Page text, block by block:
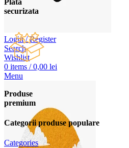
Login / Register
Search
Wishlist
0 items / 0,00 lei
Menu
securizata
Produse
premium
Categorii produse populare
Categories